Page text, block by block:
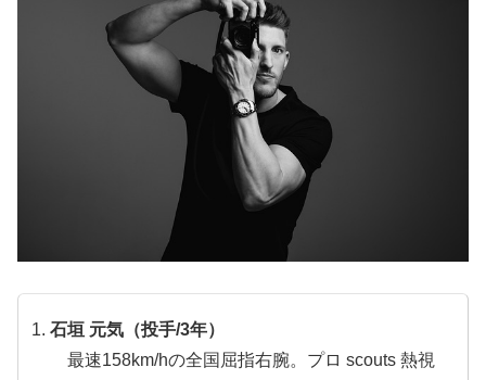
石垣 元気（投手/3年）
最速158km/hの全国屈指右腕。プロ scouts 熱視